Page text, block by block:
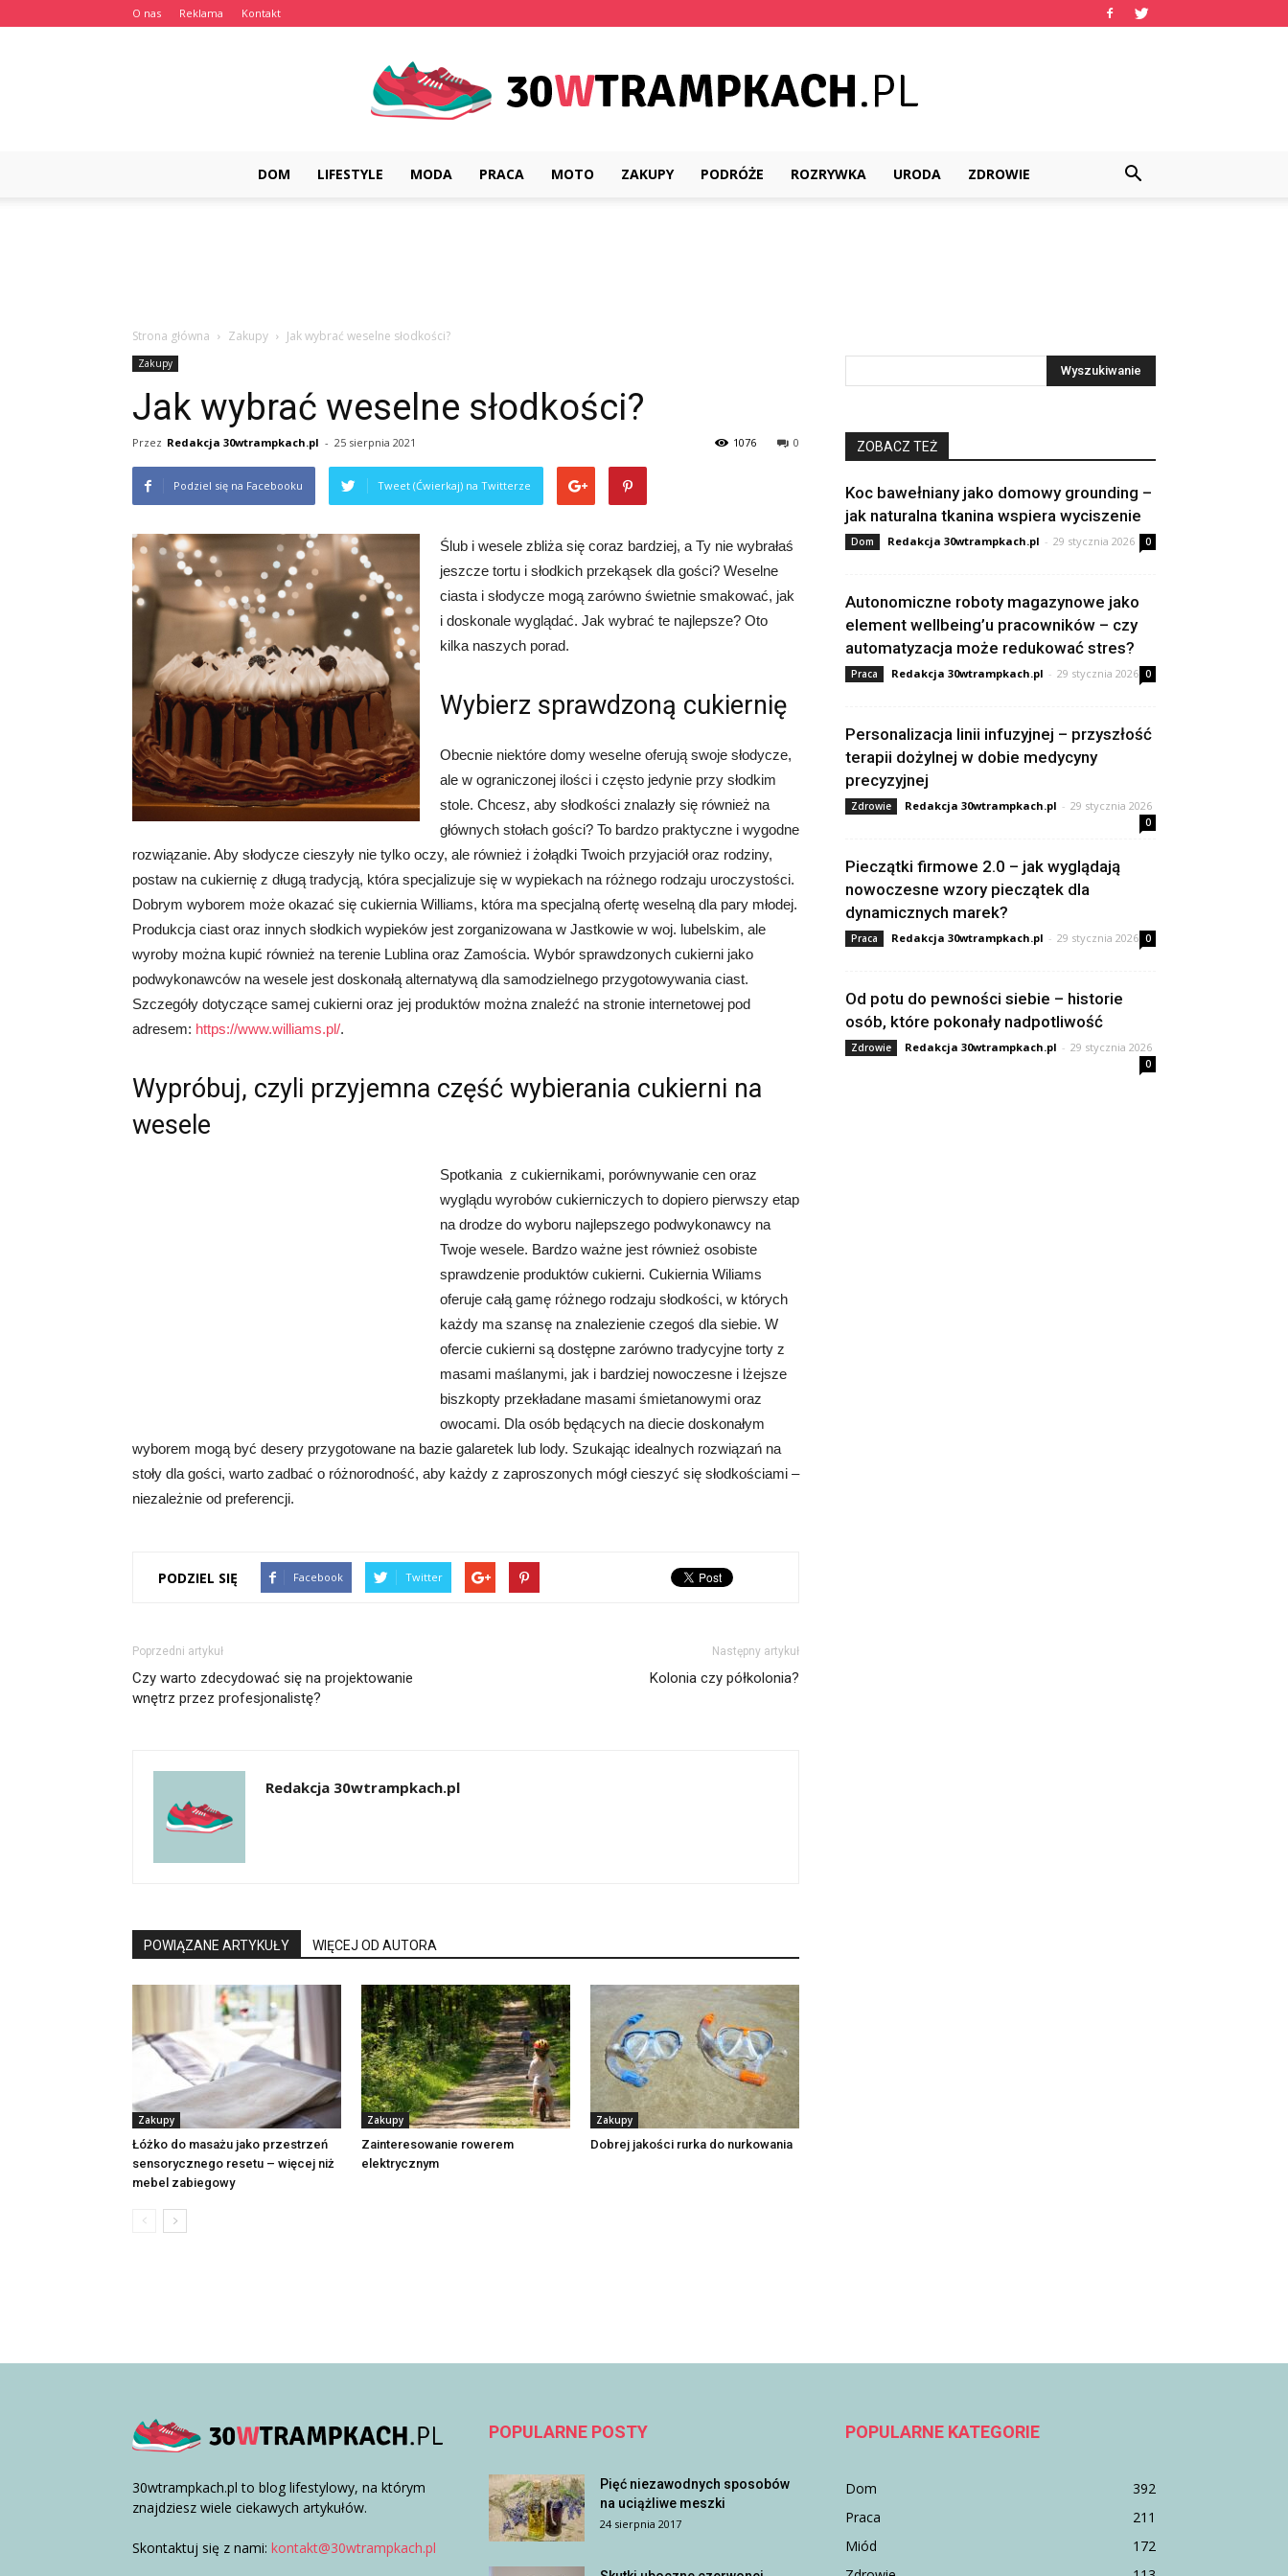
O nas Reklama Kontakt
30wtrampkach.pl
DOM LIFESTYLE MODA PRACA MOTO ZAKUPY PODRÓŻE ROZRYWKA URODA ZDROWIE
Strona główna Zakupy Jak wybrać weselne słodkości?
Zakupy
Jak wybrać weselne słodkości?
Przez Redakcja 30wtrampkach.pl - 25 sierpnia 2021 0
1076
Podziel się na Facebooku Tweet (Ćwierkaj) na Twitterze
Ślub i wesele zbliża się coraz bardziej, a Ty nie wybrałaś
jeszcze tortu i słodkich przekąsek dla gości? Weselne
ciasta i słodycze mogą zarówno świetnie smakować, jak
i doskonale wyglądać. Jak wybrać te najlepsze? Oto
kilka naszych porad.
Wybierz sprawdzoną cukiernię
Obecnie niektóre domy weselne oferują swoje słodycze,
ale w ograniczonej ilości i często jedynie przy słodkim
stole. Chcesz, aby słodkości znalazły się również na
głównych stołach gości? To bardzo praktyczne i wygodne
rozwiązanie. Aby słodycze cieszyły nie tylko oczy, ale również i żołądki Twoich przyjaciół oraz rodziny,
postaw na cukiernię z długą tradycją, która specjalizuje się w wypiekach na różnego rodzaju uroczystości.
Dobrym wyborem może okazać się cukiernia Williams, która ma specjalną ofertę weselną dla pary młodej.
Produkcja ciast oraz innych słodkich wypieków jest zorganizowana w Jastkowie w woj. lubelskim, ale
wyroby można kupić również na terenie Lublina oraz Zamościa. Wybór sprawdzonych cukierni jako
podwykonawców na wesele jest doskonałą alternatywą dla samodzielnego przygotowywania ciast.
Szczegóły dotyczące samej cukierni oraz jej produktów można znaleźć na stronie internetowej pod
adresem: https://www.williams.pl/.
Wypróbuj, czyli przyjemna część wybierania cukierni na
wesele
Spotkania z cukiernikami, porównywanie cen oraz
wyglądu wyrobów cukierniczych to dopiero pierwszy etap
na drodze do wyboru najlepszego podwykonawcy na
Twoje wesele. Bardzo ważne jest również osobiste
sprawdzenie produktów cukierni. Cukiernia Wiliams
oferuje całą gamę różnego rodzaju słodkości, w których
każdy ma szansę na znalezienie czegoś dla siebie. W
ofercie cukierni są dostępne zarówno tradycyjne torty z
masami maślanymi, jak i bardziej nowoczesne i lżejsze
biszkopty przekładane masami śmietanowymi oraz
owocami. Dla osób będących na diecie doskonałym
wyborem mogą być desery przygotowane na bazie galaretek lub lody. Szukając idealnych rozwiązań na
stoły dla gości, warto zadbać o różnorodność, aby każdy z zaproszonych mógł cieszyć się słodkościami –
niezależnie od preferencji.
PODZIEL SIĘ Facebook Twitter
Poprzedni artykuł
Czy warto zdecydować się na projektowanie
wnętrz przez profesjonalistę?
Następny artykuł
Kolonia czy półkolonia?
Redakcja 30wtrampkach.pl
POWIĄZANE ARTYKUŁY WIĘCEJ OD AUTORA
Zakupy
Łóżko do masażu jako przestrzeń
sensorycznego resetu – więcej niż
mebel zabiegowy
Zakupy
Zainteresowanie rowerem
elektrycznym
Zakupy
Dobrej jakości rurka do nurkowania
ZOBACZ TEŻ
Koc bawełniany jako domowy grounding –
jak naturalna tkanina wspiera wyciszenie
Dom Redakcja 30wtrampkach.pl - 29 stycznia 2026 0
Autonomiczne roboty magazynowe jako
element wellbeing’u pracowników – czy
automatyzacja może redukować stres?
Praca Redakcja 30wtrampkach.pl - 29 stycznia 2026 0
Personalizacja linii infuzyjnej – przyszłość
terapii dożylnej w dobie medycyny
precyzyjnej
Zdrowie Redakcja 30wtrampkach.pl - 29 stycznia 2026
0
Pieczątki firmowe 2.0 – jak wyglądają
nowoczesne wzory pieczątek dla
dynamicznych marek?
Praca Redakcja 30wtrampkach.pl - 29 stycznia 2026 0
Od potu do pewności siebie – historie
osób, które pokonały nadpotliwość
Zdrowie Redakcja 30wtrampkach.pl - 29 stycznia 2026
0
30wtrampkach.pl to blog lifestylowy, na którym
znajdziesz wiele ciekawych artykułów.
Skontaktuj się z nami: kontakt@30wtrampkach.pl
POPULARNE POSTY
Pięć niezawodnych sposobów
na uciążliwe meszki
24 sierpnia 2017
POPULARNE KATEGORIE
Dom
392
Praca
211
Miód
172